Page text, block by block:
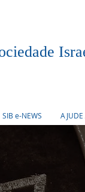
SIB e-NEWS AJUDE